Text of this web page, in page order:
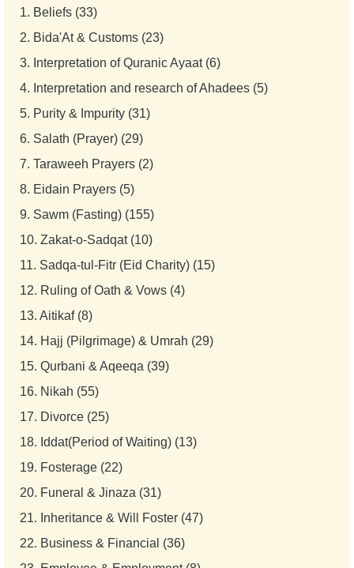
1. Beliefs (33)
2. Bida'At & Customs (23)
3. Interpretation of Quranic Ayaat (6)
4. Interpretation and research of Ahadees (5)
5. Purity & Impurity (31)
6. Salath (Prayer) (29)
7. Taraweeh Prayers (2)
8. Eidain Prayers (5)
9. Sawm (Fasting) (155)
10. Zakat-o-Sadqat (10)
11. Sadqa-tul-Fitr (Eid Charity) (15)
12. Ruling of Oath & Vows (4)
13. Aitikaf (8)
14. Hajj (Pilgrimage) & Umrah (29)
15. Qurbani & Aqeeqa (39)
16. Nikah (55)
17. Divorce (25)
18. Iddat(Period of Waiting) (13)
19. Fosterage (22)
20. Funeral & Jinaza (31)
21. Inheritance & Will Foster (47)
22. Business & Financial (36)